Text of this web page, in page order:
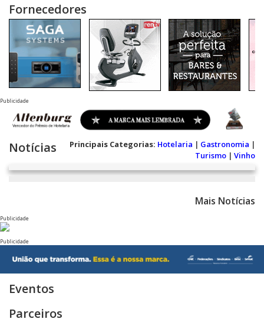
Fornecedores
Publicidade
Notícias Principais Categorias: Hotelaria | Gastronomia |
Turismo | Vinho
Mais Notícias
Publicidade
Publicidade
Eventos
Parceiros